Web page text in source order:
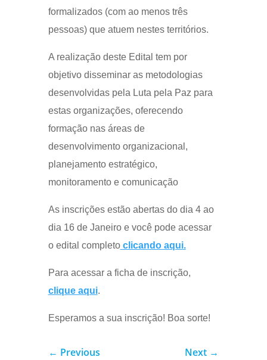
formalizados (com ao menos três
pessoas) que atuem nestes territórios.
A realização deste Edital tem por
objetivo disseminar as metodologias
desenvolvidas pela Luta pela Paz para
estas organizações, oferecendo
formação nas áreas de
desenvolvimento organizacional,
planejamento estratégico,
monitoramento e comunicação
As inscrições estão abertas do dia 4 ao
dia 16 de Janeiro e você pode acessar
o edital completoclicando aqui.
Para acessar a ficha de inscrição,
clique aqui.
Esperamos a sua inscrição! Boa sorte!
← Previous Next →